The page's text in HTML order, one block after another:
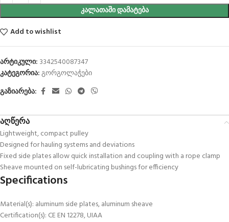
ᲙᲐᲚᲐᲗᲐᲨᲘ ᲓᲐᲛᲐᲢᲔᲑᲐ
Add to wishlist
არტიკული: 3342540087347
კატეგორია:გორგოლაჭები
გაზიარება:
აღწერა
Lightweight, compact pulley
Designed for hauling systems and deviations
Fixed side plates allow quick installation and coupling with a rope clamp
Sheave mounted on self-lubricating bushings for efficiency
Specifications
Material(s): aluminum side plates, aluminum sheave
Certification(s): CE EN 12278, UIAA